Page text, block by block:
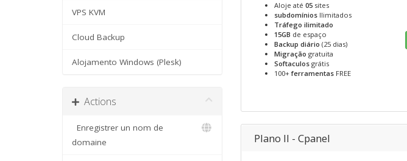
VPS KVM
Cloud Backup
Alojamento Windows (Plesk)
Actions
Enregistrer un nom de
domaine
Aloje até 05sites
subdomíniosIlimitados
Tráfego ilimitado
15GB de espaço
Backup diário (25 dias)
Migração gratuita
Softaculosgrátis
100+ferramentasFREE
Plano II - Cpanel